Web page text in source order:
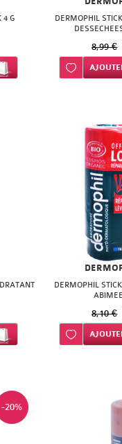
4 G
DERMOPHIL
8,99 €
Ajouter à ma
DERMOPHIL
8,10 €
Ajouter à ma
-20%